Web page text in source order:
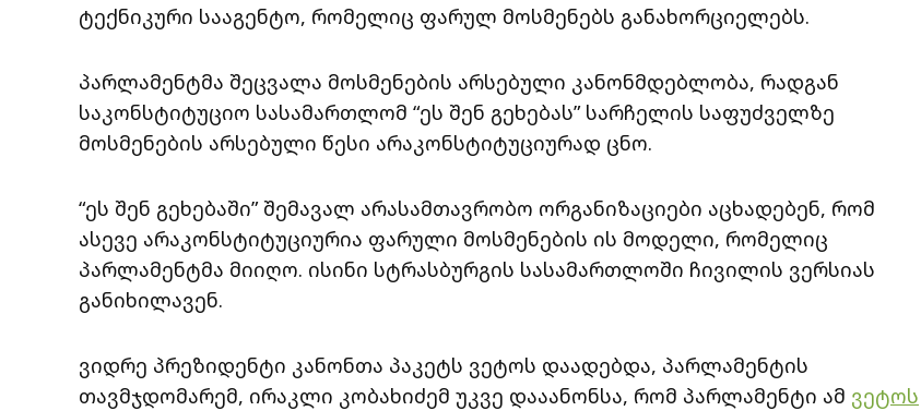
ტექნიკური სააგენტო, რომელიც ფარულ მოსმენებს განახორციელებს.
პარლამენტმა შეცვალა მოსმენების არსებული კანონმდებლობა, რადგან
საკონსტიტუციო სასამართლომ “ეს შენ გეხებას” სარჩელის საფუძველზე
მოსმენების არსებული წესი არაკონსტიტუციურად ცნო.
“ეს შენ გეხებაში” შემავალ არასამთავრობო ორგანიზაციები აცხადებენ, რომ
ასევე არაკონსტიტუციურია ფარული მოსმენების ის მოდელი, რომელიც
პარლამენტმა მიიღო. ისინი სტრასბურგის სასამართლოში ჩივილის ვერსიას
განიხილავენ.
ვიდრე პრეზიდენტი კანონთა პაკეტს ვეტოს დაადებდა, პარლამენტის
თავმჯდომარემ, ირაკლი კობახიძემ უკვე დააანონსა, რომ პარლამენტი ამ ვეტოს